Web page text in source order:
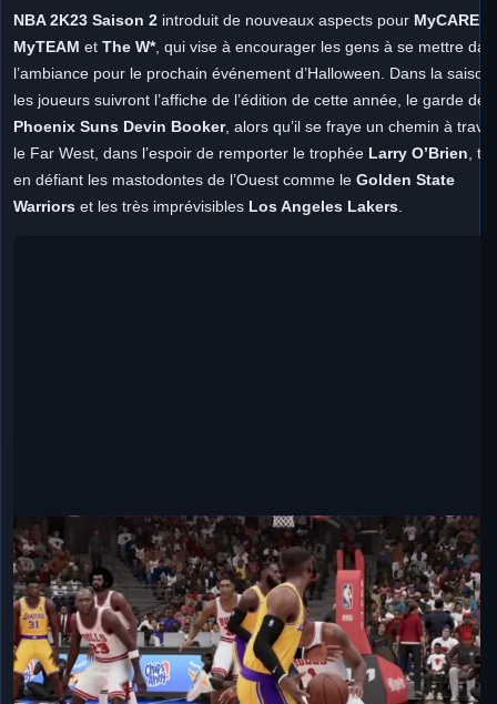
NBA 2K23 Saison 2 introduit de nouveaux aspects pour
MyTEAM etThe W*, qui vise à encourager les gens à se mettre
l’ambiance pour le prochain événement d’Halloween. Dans la saison
les joueurs suivront l’affiche de l’édition de cette année, le garde des
Phoenix Suns Devin Booker, alors qu’il se fraye un chemin à
le Far West, dans l’espoir de remporter le trophée Larry O’Brien ,
en défiant les mastodontes de l’Ouest comme leGolden State
Warriors et les très imprévisibles Los Angeles Lakers